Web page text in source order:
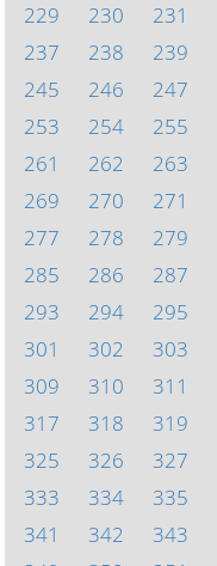
229
230 231
237
238 239
245
246 247
253
254 255
261
262 263
269
270 271
277
278 279
285
286 287
293
294 295
301
302 303
309
310 311
317
318 319
325
326 327
333
334 335
341
342 343